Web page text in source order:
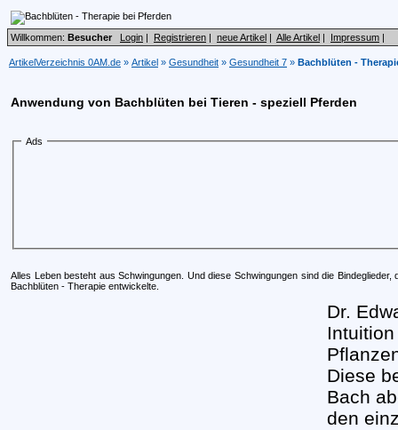
Willkommen: Besucher Login | Registrieren | neue Artikel | Alle Artikel | Impressum |
ArtikelVerzeichnis 0AM.de » Artikel » Gesundheit » Gesundheit 7 » Bachblüten -
Anwendung von Bachblüten bei Tieren - speziell Pferden
Ads
Alles Leben besteht aus Schwingungen. Und diese Schwingungen sind die
Bachblüten - Therapie entwickelte.
Dr.
Diese
Bach
den